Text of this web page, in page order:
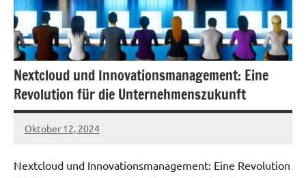
Nextcloud und Innovationsmanagement: Eine
Revolution für die Unternehmenszukunft
Oktober 12, 2024
admin
Nextcloud und Innovationsmanagement: Eine Revolution